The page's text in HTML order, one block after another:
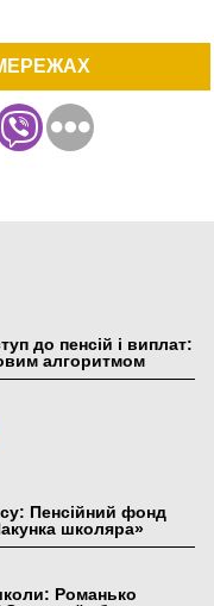
до пенсій і виплат:
алгоритмом
Пенсійний фонд
школяра»
Романько